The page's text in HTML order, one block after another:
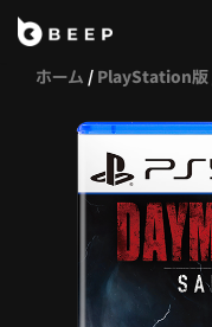
ホーム / PlayStation版